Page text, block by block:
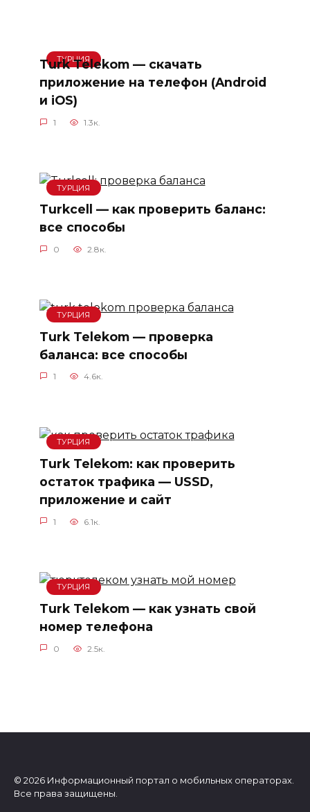
ТУРЦИЯ
Turk Telekom — скачать
приложение на телефон (Android
и iOS)
1 1.3к.
ТУРЦИЯ
Turkcell — как проверить баланс:
все способы
0 2.8к.
ТУРЦИЯ
Turk Telekom — проверка
баланса: все способы
1 4.6к.
ТУРЦИЯ
Turk Telekom: как проверить
остаток трафика — USSD,
приложение и сайт
1 6.1к.
ТУРЦИЯ
Turk Telekom — как узнать свой
номер телефона
0 2.5к.
© 2026 Информационный портал о мобильных операторах.
Все права защищены.